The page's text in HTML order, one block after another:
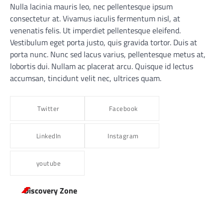
Nulla lacinia mauris leo, nec pellentesque ipsum
consectetur at. Vivamus iaculis fermentum nisl, at
venenatis felis. Ut imperdiet pellentesque eleifend.
Vestibulum eget porta justo, quis gravida tortor. Duis at
porta nunc. Nunc sed lacus varius, pellentesque metus at,
lobortis dui. Nullam ac placerat arcu. Quisque id lectus
accumsan, tincidunt velit nec, ultrices quam.
Twitter Facebook
LinkedIn Instagram
youtube
Discovery Zone